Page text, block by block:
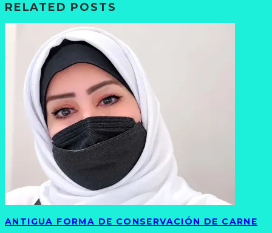
RELATED POSTS
ANTIGUA FORMA DE CONSERVACIÓN DE CARNE